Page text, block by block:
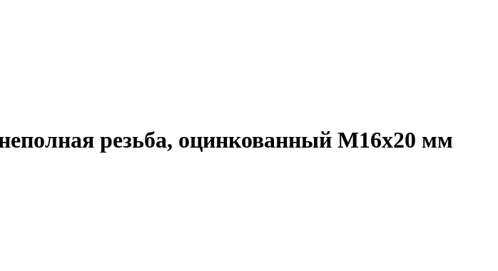
резьба, оцинкованный M16x20 мм